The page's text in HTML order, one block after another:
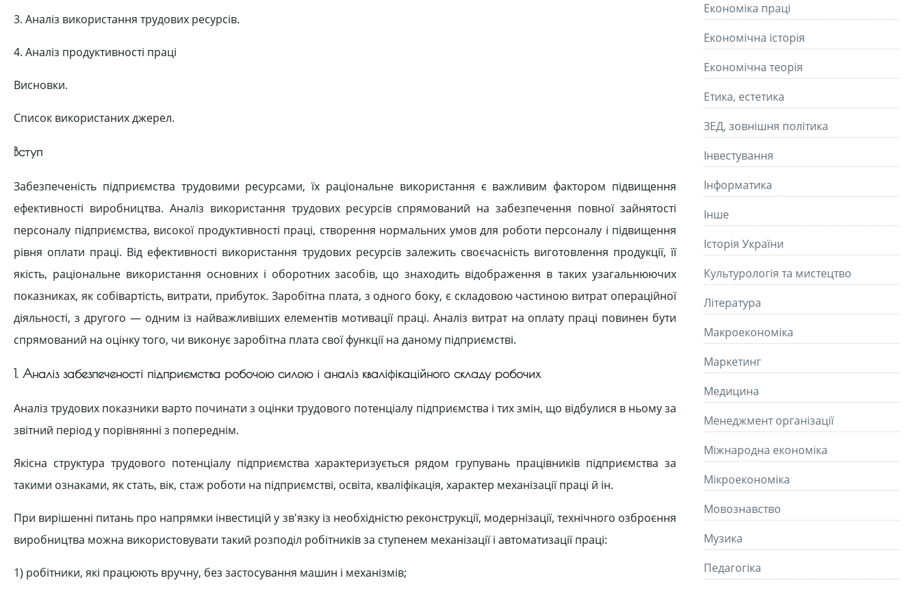
3. Аналіз використання трудових ресурсів.
4. Аналіз продуктивності праці
Висновки.
Список використаних джерел.
Вступ
Забезпеченість підприємства трудовими ресурсами, їх раціональне використання є важливим фактором підвищення
ефективності виробництва. Аналіз використання трудових ресурсів спрямований на забезпечення повної зайнятості
персоналу підприємства, високої продуктивності праці, створення нормальних умов для роботи персоналу і підвищення
рівня оплати праці. Від ефективності використання трудових ресурсів залежить своєчасність виготовлення продукції, її
якість, раціональне використання основних і оборотних засобів, що знаходить відображення в таких узагальнюючих
показниках, як собівартість, витрати, прибуток. Заробітна плата, з одного боку, є складовою частиною витрат операційної
діяльності, з другого — одним із найважливіших елементів мотивації праці. Аналіз витрат на оплату праці повинен бути
спрямований на оцінку того, чи виконує заробітна плата свої функції на даному підприємстві.
1. Аналіз забезпеченості підприємства робочою силою і аналіз кваліфікаційного складу робочих
Аналіз трудових показники варто починати з оцінки трудового потенціалу підприємства і тих змін, що відбулися в ньому за
звітний період у порівнянні з попереднім.
Якісна структура трудового потенціалу підприємства характеризується рядом групувань працівників підприємства за
такими ознаками, як стать, вік, стаж роботи на підприємстві, освіта, кваліфікація, характер механізації праці й ін.
При вирішенні питань про напрямки інвестицій у зв'язку із необхідністю реконструкції, модернізації, технічного озброєння
виробництва можна використовувати такий розподіл робітників за ступенем механізації і автоматизації праці:
1) робітники, які працюють вручну, без застосування машин і механізмів;
Економіка праці
Економічна історія
Економічна теорія
Етика, естетика
ЗЕД, зовнішня політика
Інвестування
Інформатика
Інше
Історія України
Культурологія та мистецтво
Літературa
Макроекономіка
Маркетинг
Медицина
Менеджмент організації
Міжнародна економіка
Мікроекономіка
Мовознавство
Музика
Педагогіка